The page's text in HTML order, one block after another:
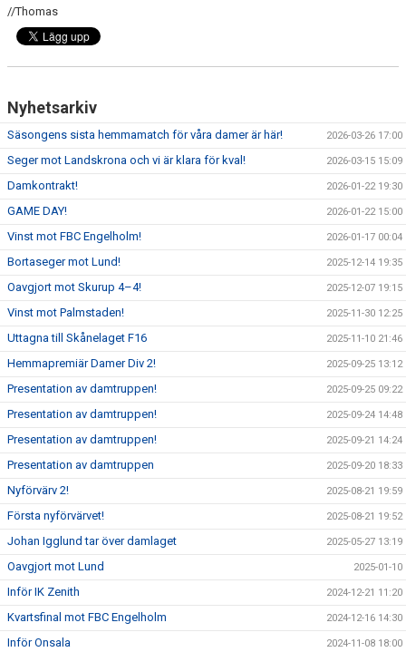
//Thomas
Nyhetsarkiv
Säsongens sista hemmamatch för våra damer är här! 2026-03-26 17:00
Seger mot Landskrona och vi är klara för kval! 2026-03-15 15:09
Damkontrakt! 2026-01-22 19:30
GAME DAY! 2026-01-22 15:00
Vinst mot FBC Engelholm! 2026-01-17 00:04
Bortaseger mot Lund! 2025-12-14 19:35
Oavgjort mot Skurup 4–4! 2025-12-07 19:15
Vinst mot Palmstaden! 2025-11-30 12:25
Uttagna till Skånelaget F16 2025-11-10 21:46
Hemmapremiär Damer Div 2! 2025-09-25 13:12
Presentation av damtruppen! 2025-09-25 09:22
Presentation av damtruppen! 2025-09-24 14:48
Presentation av damtruppen! 2025-09-21 14:24
Presentation av damtruppen 2025-09-20 18:33
Nyförvärv 2! 2025-08-21 19:59
Första nyförvärvet! 2025-08-21 19:52
Johan Igglund tar över damlaget 2025-05-27 13:19
Oavgjort mot Lund 2025-01-10
Inför IK Zenith 2024-12-21 11:20
Kvartsfinal mot FBC Engelholm 2024-12-16 14:30
Inför Onsala 2024-11-08 18:00